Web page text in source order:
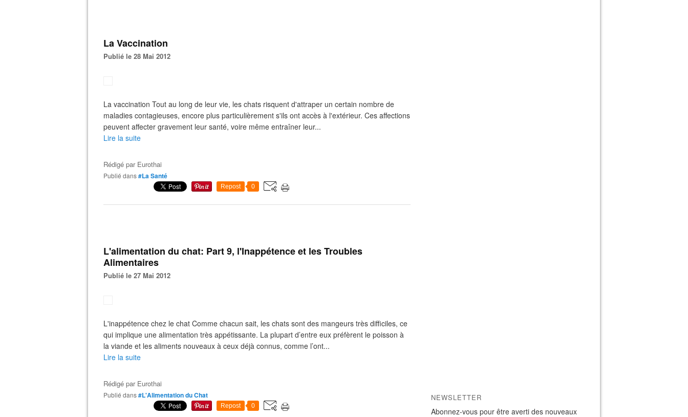
La Vaccination
Publié le 28 Mai 2012
La vaccination Tout au long de leur vie, les chats risquent d'attraper un certain nombre de
maladies contagieuses, encore plus particulièrement s'ils ont accès à l'extérieur. Ces affections
peuvent affecter gravement leur santé, voire même entraîner leur...
Lire la suite
Rédigé par Eurothai
Publié dans#La Santé
Repost 0
L'alimentation du chat: Part 9, l'Inappétence et les Troubles
Alimentaires
Publié le 27 Mai 2012
L'inappétence chez le chat Comme chacun sait, les chats sont des mangeurs très difficiles, ce
qui implique une alimentation très appétissante. La plupart d’entre eux préfèrent le poisson à
la viande et les aliments nouveaux à ceux déjà connus, comme l’ont...
Lire la suite
Rédigé par Eurothai
Publié dans#L'Alimentation du Chat
Repost 0
NEWSLETTER
Abonnez-vous pour être averti des nouveaux